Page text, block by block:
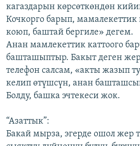
кагаздарын көрсөткөндөн
Кочкорго барып, мамалекеттик
коюп, баштай бергиле» дегем.
Анан мамлекеттик каттоого
башташыптыр. Бакыт деген
телефон салсам, «акты жазып
келип өтүшсүн, анан
Болду, башка эчтекеси жок.
“Азаттык”:
Бакай мырза, эгерде ошол жер